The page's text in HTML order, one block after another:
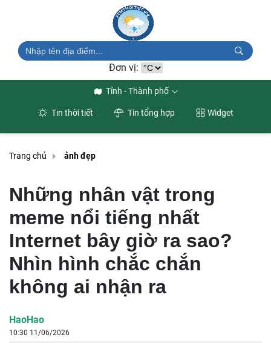
Đơn vị:
Tỉnh - Thành phố
Tin thời tiết Tin tổng hợp Widget
Trang chủ ảnh đẹp
Những nhân vật trong
meme nổi tiếng nhất
Internet bây giờ ra sao?
Nhìn hình chắc chắn
không ai nhận ra
HaoHao
10:30 11/06/2026